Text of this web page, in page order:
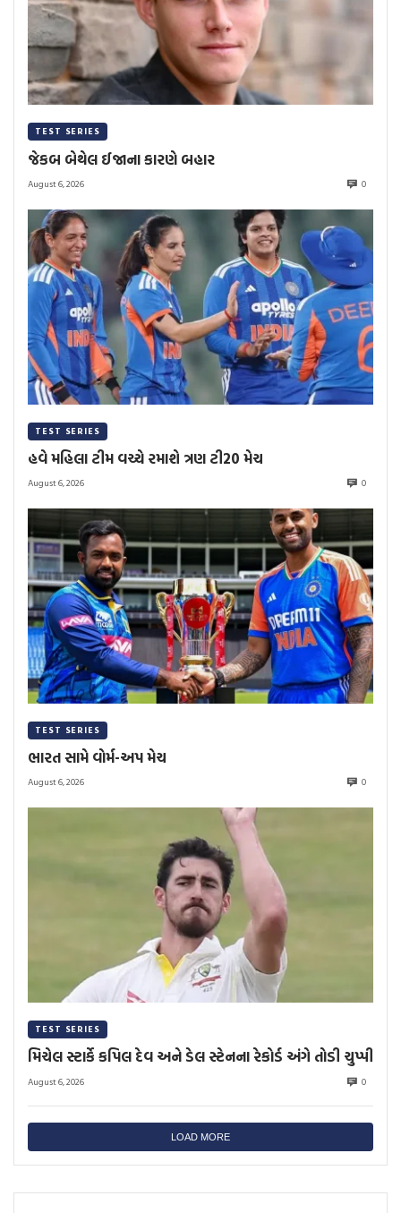
TEST SERIES
જેકબ બેથેલ ઈજાના કારણે બહાર
August 6, 2026 0
TEST SERIES
હવે મહિલા ટીમ વચ્ચે રમાશે ત્રણ ટી20 મેચ
August 6, 2026 0
TEST SERIES
ભારત સામે વોર્મ-અપ મેચ
August 6, 2026 0
TEST SERIES
મિચેલ સ્ટાર્કે કપિલ દેવ અને ડેલ સ્ટેનના રેકોર્ડ અંગે તોડી ચુપ્પી
August 6, 2026 0
LOAD MORE